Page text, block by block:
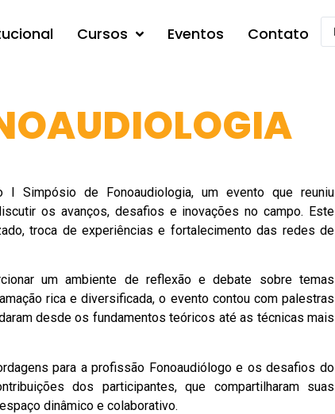
Cursos Eventos Contato
Simpósio de Fonoaudiologia, um evento que reuniu
os avanços, desafios e inovações no campo. Este
troca de experiências e fortalecimento das redes de
um ambiente de reflexão e debate sobre temas
rica e diversificada, o evento contou com palestras
desde os fundamentos teóricos até as técnicas mais
para a profissão Fonoaudiólogo e os desafios do
dos participantes, que compartilharam suas
dinâmico e colaborativo.